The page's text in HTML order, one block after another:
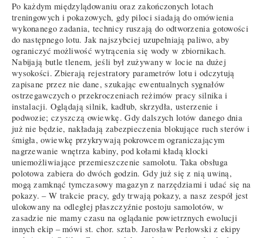
Po każdym międzylądowaniu oraz zakończonych lotach
treningowych i pokazowych, gdy piloci siadają do omówienia
wykonanego zadania, technicy ruszają do odtworzenia gotowości
do następnego lotu. Jak najszybciej uzupełniają paliwo, aby
ograniczyć możliwość wytrącenia się wody w zbiornikach.
Nabijają butle tlenem, jeśli był zużywany w locie na dużej
wysokości. Zbierają rejestratory parametrów lotu i odczytują
zapisane przez nie dane, szukając ewentualnych sygnałów
ostrzegawczych o przekroczeniach reżimów pracy silnika i
instalacji. Oglądają silnik, kadłub, skrzydła, usterzenie i
podwozie; czyszczą owiewkę. Gdy dalszych lotów danego dnia
już nie będzie, nakładają zabezpieczenia blokujące ruch sterów i
śmigła, owiewkę przykrywają pokrowcem ograniczającym
nagrzewanie wnętrza kabiny, pod kołami kładą klocki
uniemożliwiające przemieszczenie samolotu. Taka obsługa
polotowa zabiera do dwóch godzin. Gdy już się z nią uwiną,
mogą zamknąć tymczasowy magazyn z narzędziami i udać się na
pokazy. – W trakcie pracy, gdy trwają pokazy, a nasz zespół jest
ulokowany na odległej płaszczyźnie postoju samolotów, w
zasadzie nie mamy czasu na oglądanie powietrznych ewolucji
innych ekip – mówi st. chor. sztab. Jarosław Perłowski z ekipy